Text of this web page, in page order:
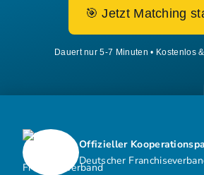
🎯 Jetzt Matching
Dauert nur 5-7 Minuten • Kostenlos
Offizieller
Deutscher